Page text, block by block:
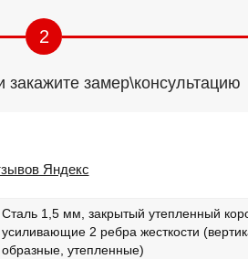
2
замер\консультацию
Яндекс
Сталь 1,5 мм, закрытый утепленный
усиливающие 2 ребра жесткости
образные, утепленные)